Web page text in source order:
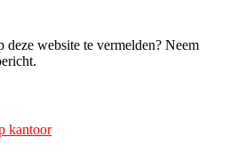
deze website te vermelden? Neem